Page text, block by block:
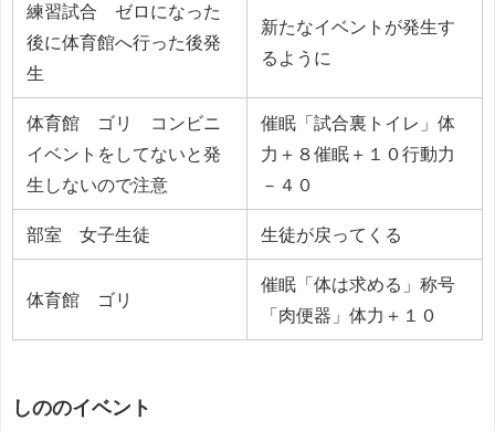
練習試合 ゼロになった
後に体育館へ行った後発
生
新たなイベントが発生す
るように
体育館 ゴリ コンビニ
イベントをしてないと発
生しないので注意
催眠「試合裏トイレ」体
力＋８催眠＋１０行動力
－４０
部室 女子生徒 生徒が戻ってくる
体育館 ゴリ
催眠「体は求める」称号
「肉便器」体力＋１０
しののイベント